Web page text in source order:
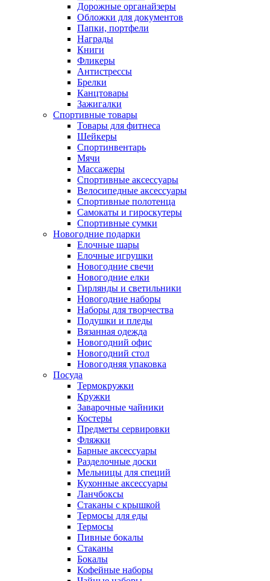
Дорожные органайзеры
Обложки для документов
Папки, портфели
Награды
Книги
Фликеры
Антистрессы
Брелки
Канцтовары
Зажигалки
Спортивные товары
Товары для фитнеса
Шейкеры
Спортинвентарь
Мячи
Массажеры
Спортивные аксессуары
Велосипедные аксессуары
Спортивные полотенца
Самокаты и гироскутеры
Спортивные сумки
Новогодние подарки
Елочные шары
Елочные игрушки
Новогодние свечи
Новогодние елки
Гирлянды и светильники
Новогодние наборы
Наборы для творчества
Подушки и пледы
Вязанная одежда
Новогодний офис
Новогодний стол
Новогодняя упаковка
Посуда
Термокружки
Кружки
Заварочные чайники
Костеры
Предметы сервировки
Фляжки
Барные аксессуары
Разделочные доски
Мельницы для специй
Кухонные аксессуары
Ланчбоксы
Стаканы с крышкой
Термосы для еды
Термосы
Пивные бокалы
Стаканы
Бокалы
Кофейные наборы